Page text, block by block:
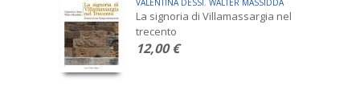
VALENTINA DESSÌ, WALTER MASSIDDA
La signoria di Villamassargia nel
trecento
12,00 €